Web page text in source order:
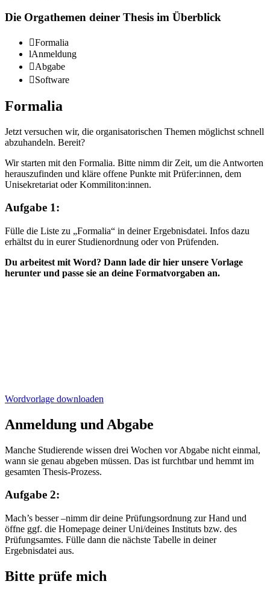
Die Orgathemen deiner Thesis im Überblick
Formalia
lAnmeldung
Abgabe
Software
Formalia
Jetzt versuchen wir, die organisatorischen Themen möglichst schnell
abzuhandeln. Bereit?
Wir starten mit den Formalia. Bitte nimm dir Zeit, um die Antworten
herauszufinden und kläre offene Punkte mit Prüfer:innen, dem
Unisekretariat oder Kommiliton:innen.
Aufgabe 1:
Fülle die Liste zu „Formalia“ in deiner Ergebnisdatei. Infos dazu
erhältst du in eurer Studienordnung oder von Prüfenden.
Du arbeitest mit Word? Dann lade dir hier unsere Vorlage
herunter und passe sie an deine Formatvorgaben an.
Wordvorlage downloaden
Anmeldung und Abgabe
Manche Studierende wissen drei Wochen vor Abgabe nicht einmal,
wann sie genau abgeben müssen. Das ist furchtbar und hemmt im
gesamten Thesis-Prozess.
Aufgabe 2:
Mach’s besser –nimm dir deine Prüfungsordnung zur Hand und
öffne ggf. die Homepage deiner Uni/deines Instituts bzw. des
Prüfungsamtes. Fülle dann die nächste Tabelle in deiner
Ergebnisdatei aus.
Bitte prüfe mich